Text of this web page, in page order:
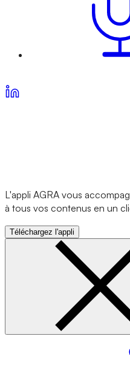
L'appli AGRA vous
à tous vos contenus en un
Téléchargez l'appli